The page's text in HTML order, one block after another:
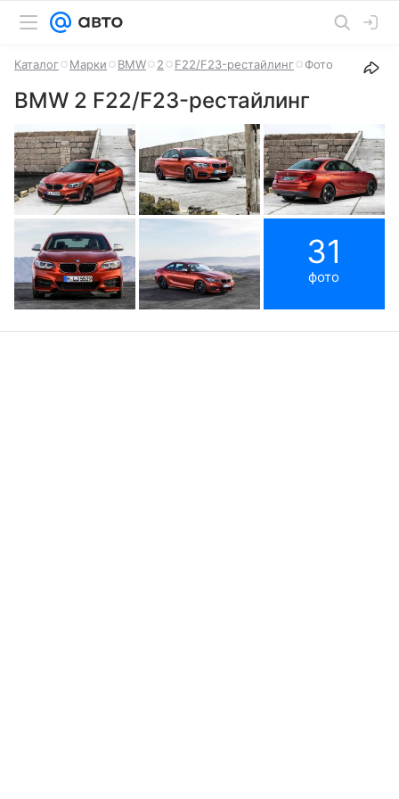
Каталог Марки BMW 2 F22/F23-рестайлинг Фото
BMW 2 F22/F23-рестайлинг
31
фото